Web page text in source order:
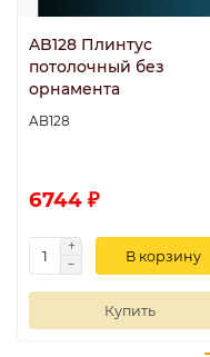
AB128 Плинтус
потолочный без
орнамента
AB128
6744 ₽
В корзину
Купить